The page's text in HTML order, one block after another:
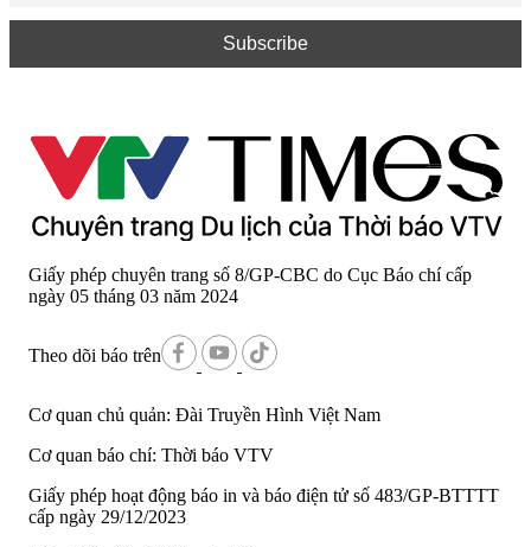
Giấy phép chuyên trang số 8/GP-CBC do Cục Báo chí cấp
ngày 05 tháng 03 năm 2024
Theo dõi báo trên
Cơ quan chủ quản: Đài Truyền Hình Việt Nam
Cơ quan báo chí: Thời báo VTV
Giấy phép hoạt động báo in và báo điện tử số 483/GP-BTTTT
cấp ngày 29/12/2023